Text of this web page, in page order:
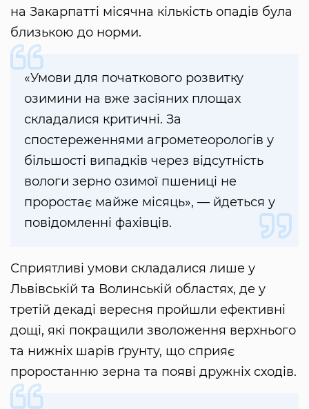
на Закарпатті місячна кількість опадів була
близькою до норми.
«Умови для початкового розвитку
озимини на вже засіяних площах
складалися критичні. За
спостереженнями агрометеорологів у
більшості випадків через відсутність
вологи зерно озимої пшениці не
проростає майже місяць», — йдеться у
повідомленні фахівців.
Сприятливі умови складалися лише у
Львівській та Волинській областях, де у
третій декаді вересня пройшли ефективні
дощі, які покращили зволоження верхнього
та нижніх шарів ґрунту, що сприяє
проростанню зерна та появі дружніх сходів.